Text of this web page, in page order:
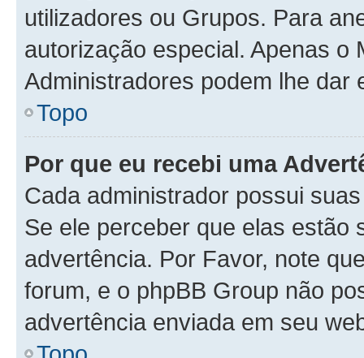
utilizadores ou Grupos. Para
autorização especial. Apenas o
Administradores podem lhe
Topo
Por que eu recebi uma
Cada administrador possui
Se ele perceber que elas estão
advertência. Por Favor, note
forum, e o phpBB Group não
advertência enviada em seu